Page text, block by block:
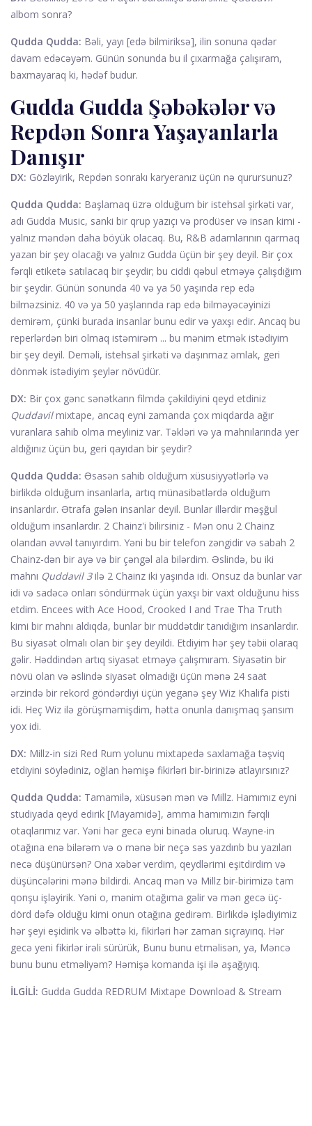
albom sonra?
Qudda Qudda: Bəli, yayı [edə bilmiriksə], ilin sonuna qədər
davam edəcəyəm. Günün sonunda bu il çıxarmağa çalışıram,
baxmayaraq ki, hədəf budur.
Gudda Gudda Şəbəkələr və
Repdən Sonra Yaşayanlarla
Danışır
DX: Gözləyirik, Repdən sonrakı karyeranız üçün nə qurursunuz?
Qudda Qudda: Başlamaq üzrə olduğum bir istehsal şirkəti var,
adı Gudda Music, sanki bir qrup yazıçı və prodüser və insan kimi -
yalnız məndən daha böyük olacaq. Bu, R&B adamlarının qarmaq
yazan bir şey olacağı və yalnız Gudda üçün bir şey deyil. Bir çox
fərqli etiketə satılacaq bir şeydir; bu ciddi qəbul etməyə çalışdığım
bir şeydir. Günün sonunda 40 və ya 50 yaşında rep edə
bilməzsiniz. 40 və ya 50 yaşlarında rap edə bilməyəcəyinizi
demirəm, çünki burada insanlar bunu edir və yaxşı edir. Ancaq bu
reperlərdən biri olmaq istəmirəm ... bu mənim etmək istədiyim
bir şey deyil. Deməli, istehsal şirkəti və daşınmaz əmlak, geri
dönmək istədiyim şeylər növüdür.
DX: Bir çox gənc sənətkarın filmdə çəkildiyini qeyd etdiniz
Quddavilmixtape, ancaq eyni zamanda çox miqdarda ağır
vuranlara sahib olma meyliniz var. Təkləri və ya mahnılarında yer
aldığınız üçün bu, geri qayıdan bir şeydir?
Qudda Qudda: Əsasən sahib olduğum xüsusiyyətlərlə və
birlikdə olduğum insanlarla, artıq münasibətlərdə olduğum
insanlardır. Ətrafa gələn insanlar deyil. Bunlar illərdir məşğul
olduğum insanlardır. 2 Chainz'i bilirsiniz - Mən onu 2 Chainz
olandan əvvəl tanıyırdım. Yəni bu bir telefon zəngidir və sabah 2
Chainz-dən bir ayə və bir çəngəl ala bilərdim. Əslində, bu iki
mahnı Quddavil 3ilə 2 Chainz iki yaşında idi. Onsuz da bunlar var
idi və sadəcə onları söndürmək üçün yaxşı bir vaxt olduğunu hiss
etdim. Encees with Ace Hood, Crooked I and Trae Tha Truth
kimi bir mahnı aldıqda, bunlar bir müddətdir tanıdığım insanlardır.
Bu siyasət olmalı olan bir şey deyildi. Etdiyim hər şey təbii olaraq
gəlir. Həddindən artıq siyasət etməyə çalışmıram. Siyasətin bir
növü olan və əslində siyasət olmadığı üçün mənə 24 saat
ərzində bir rekord göndərdiyi üçün yeganə şey Wiz Khalifa pisti
idi. Heç Wiz ilə görüşməmişdim, hətta onunla danışmaq şansım
yox idi.
DX: Millz-in sizi Red Rum yolunu mixtapedə saxlamağa təşviq
etdiyini söylədiniz, oğlan həmişə fikirləri bir-birinizə atlayırsınız?
Qudda Qudda: Tamamilə, xüsusən mən və Millz. Hamımız eyni
studiyada qeyd edirik [Mayamidə], amma hamımızın fərqli
otaqlarımız var. Yəni hər gecə eyni binada oluruq. Wayne-in
otağına enə bilərəm və o mənə bir neçə səs yazdırıb bu yazıları
necə düşünürsən? Ona xəbər verdim, qeydlərimi eşitdirdim və
düşüncələrini mənə bildirdi. Ancaq mən və Millz bir-birimizə tam
qonşu işləyirik. Yəni o, mənim otağıma gəlir və mən gecə üç-
dörd dəfə olduğu kimi onun otağına gedirəm. Birlikdə işlədiyimiz
hər şeyi eşidirik və əlbəttə ki, fikirləri hər zaman sıçrayırıq. Hər
gecə yeni fikirlər irəli sürürük, Bunu bunu etməlisən, ya, Məncə
bunu bunu etməliyəm? Həmişə komanda işi ilə aşağıyıq.
İLGİLİ: Gudda Gudda REDRUM Mixtape Download & Stream